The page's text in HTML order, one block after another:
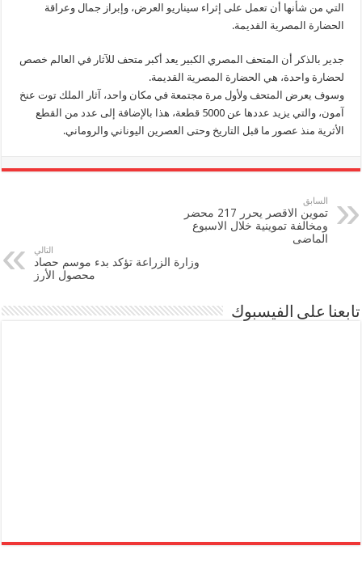
التي من شأنها أن تعمل على إثراء سيناريو العرض، وإبراز جمال وعراقة
الحضارة المصرية القديمة.
جدير بالذكر أن المتحف المصري الكبير يعد أكبر متحف للآثار في العالم خصص
لحضارة واحدة، هي الحضارة المصرية القديمة.
وسوف يعرض المتحف ولأول مرة مجتمعة في مكان واحد، آثار الملك توت عنخ
آمون، والتي يزيد عددها عن 5000 قطعة، هذا بالإضافة إلى عدد من القطع
الأثرية منذ عصور ما قبل التاريخ وحتى العصرين اليوناني والروماني.
السابق
تموين الاقصر يحرر 217 محضر
ومخالفة تموينية خلال الاسبوع
الماضى
التالي
وزارة الزراعة تؤكد بدء موسم حصاد
محصول الأرز
تابعنا على الفيسبوك